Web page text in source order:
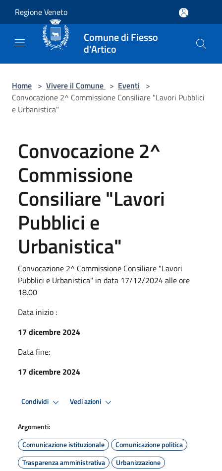
Regione Veneto
Comune di Fiesso
d'Artico
Home > Vivere il Comune > Eventi >
Convocazione 2^ Commissione Consiliare "Lavori Pubblici
e Urbanistica"
Convocazione 2^
Commissione
Consiliare "Lavori
Pubblici e
Urbanistica"
Convocazione 2^ Commissione Consiliare "Lavori
Pubblici e Urbanistica" in data 17/12/2024 alle ore
18.00
Data inizio :
17 dicembre 2024
Data fine:
17 dicembre 2024
Condividi Vedi azioni
Argomenti:
Comunicazione istituzionale
Comunicazione politica
Trasparenza amministrativa
Urbanizzazione